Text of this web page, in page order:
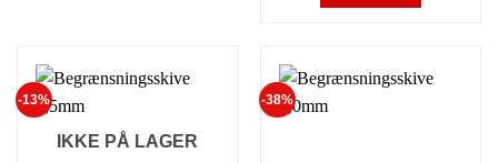
-13%
IKKE PÅ LAGER
-38%